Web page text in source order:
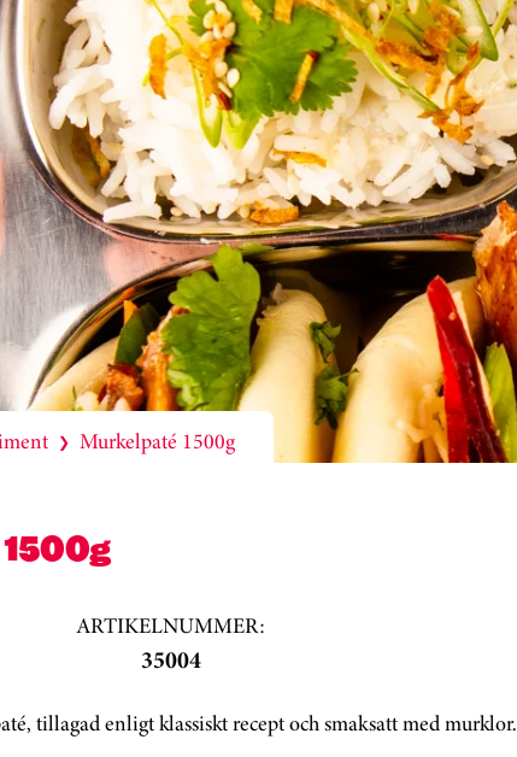
❯ Murkelpaté 1500g
ARTIKELNUMMER:
35004
tillagad enligt klassiskt recept och smaksatt med murklor.